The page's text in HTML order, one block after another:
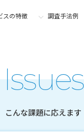
スの特徴
調査手法例
Issues
こんな課題に応えます